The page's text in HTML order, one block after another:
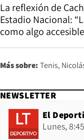
La reflexión de
Estadio Nacional:
como algo
Más sobre: Tenis
NEWSLETTER
El
Lunes,